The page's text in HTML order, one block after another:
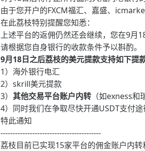
由于您开户的FXCM福汇、嘉盛、
在此荔枝特别提醒您知悉：
上述平台的返佣仍然还会继续，您在9月
请根据您自身银行的收款条件予以斟酌。
9月18日之后荔枝的美元提款支持如下提
1）海外银行电汇
2）skrill美元提款
3） 其他交易平台账户内转 （如exness和
4）同时我们在争取尽快开通USDT支付
特此通知
-----------------------------------------
荔枝目前已实现15家平台的佣金账户内转